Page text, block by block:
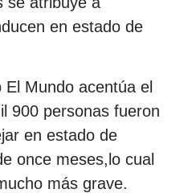
en estado de
Mundo acentúa el
900 personas fueron
en estado de
once meses,lo cual
más grave.